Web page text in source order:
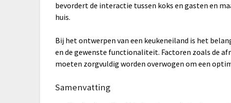
bevordert de interactie tussen koks en gasten en
huis.
Bij het ontwerpen van een keukeneiland is het
en de gewenste functionaliteit. Factoren zoals de
moeten zorgvuldig worden overwogen om een
Samenvatting